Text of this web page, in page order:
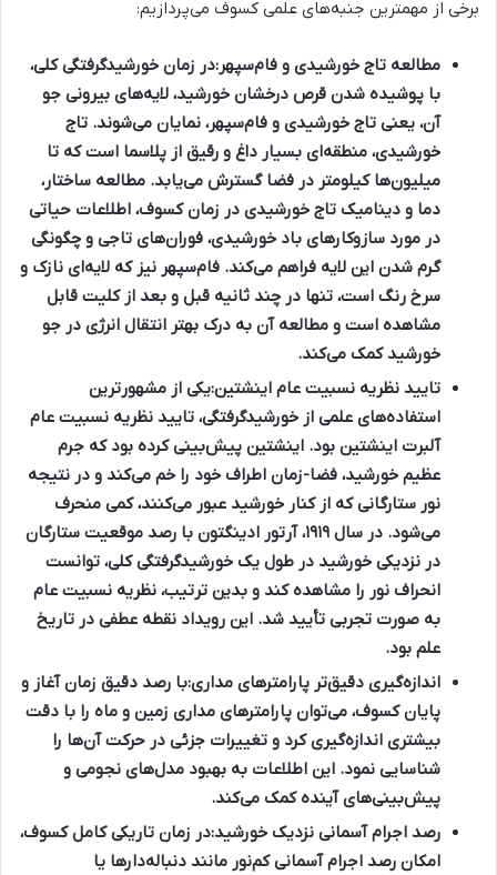
برخی از مهمترین جنبه‌های علمی کسوف می‌پردازیم:
مطالعه تاج خورشیدی و فام‌سپهر:در زمان خورشیدگرفتگی کلی،
با پوشیده شدن قرص درخشان خورشید، لایه‌های بیرونی جو
آن، یعنی تاج خورشیدی و فام‌سپهر، نمایان می‌شوند. تاج
خورشیدی، منطقه‌ای بسیار داغ و رقیق از پلاسما است که تا
میلیون‌ها کیلومتر در فضا گسترش می‌یابد. مطالعه ساختار،
دما و دینامیک تاج خورشیدی در زمان کسوف، اطلاعات حیاتی
در مورد سازوکارهای باد خورشیدی، فوران‌های تاجی و چگونگی
گرم شدن این لایه فراهم می‌کند. فام‌سپهر نیز که لایه‌ای نازک و
سرخ رنگ است، تنها در چند ثانیه قبل و بعد از کلیت قابل
مشاهده است و مطالعه آن به درک بهتر انتقال انرژی در جو
خورشید کمک می‌کند.
تایید نظریه نسبیت عام اینشتین:یکی از مشهورترین
استفاده‌های علمی از خورشیدگرفتگی، تایید نظریه نسبیت عام
آلبرت اینشتین بود. اینشتین پیش‌بینی کرده بود که جرم
عظیم خورشید، فضا-زمان اطراف خود را خم می‌کند و در نتیجه
نور ستارگانی که از کنار خورشید عبور می‌کنند، کمی منحرف
می‌شود. در سال ۱۹۱۹، آرتور ادینگتون با رصد موقعیت ستارگان
در نزدیکی خورشید در طول یک خورشیدگرفتگی کلی، توانست
انحراف نور را مشاهده کند و بدین ترتیب، نظریه نسبیت عام
به صورت تجربی تأیید شد. این رویداد نقطه عطفی در تاریخ
علم بود.
اندازه‌گیری دقیق‌تر پارامترهای مداری:با رصد دقیق زمان آغاز و
پایان کسوف، می‌توان پارامترهای مداری زمین و ماه را با دقت
بیشتری اندازه‌گیری کرد و تغییرات جزئی در حرکت آن‌ها را
شناسایی نمود. این اطلاعات به بهبود مدل‌های نجومی و
پیش‌بینی‌های آینده کمک می‌کند.
رصد اجرام آسمانی نزدیک خورشید:در زمان تاریکی کامل کسوف،
امکان رصد اجرام آسمانی کم‌نور مانند دنباله‌دارها یا